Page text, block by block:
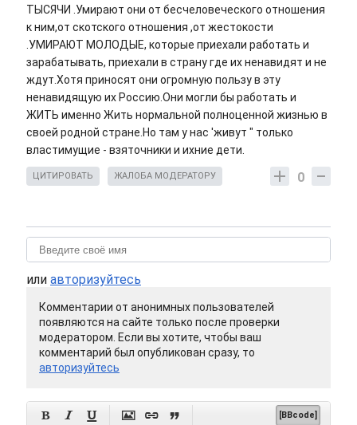
ТЫСЯЧИ .Умирают они от бесчеловеческого отношения
к ним,от скотского отношения ,от жестокости
.УМИРАЮТ МОЛОДЫЕ, которые приехали работать и
зарабатывать, приехали в страну где их ненавидят и не
ждут.Хотя приносят они огромную пользу в эту
ненавидящую их Россию.Они могли бы работать и
ЖИТЬ именно Жить нормальной полноценной жизнью в
своей родной стране.Но там у нас 'живут " только
властимущие - взяточники и ихние дети.
0
ЦИТИРОВАТЬ ЖАЛОБА МОДЕРАТОРУ
или авторизуйтесь
Комментарии от анонимных пользователей
появляются на сайте только после проверки
модератором. Если вы хотите, чтобы ваш
комментарий был опубликован сразу, то
авторизуйтесь
      [BBcode]